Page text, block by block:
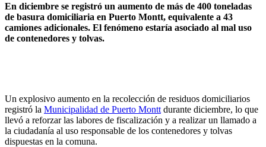
En diciembre se registró un aumento de más de 400 toneladas
de basura domiciliaria en Puerto Montt, equivalente a 43
camiones adicionales. El fenómeno estaría asociado al mal uso
de contenedores y tolvas.
Un explosivo aumento en la recolección de residuos domiciliarios
registró la Municipalidad de Puerto Montt durante diciembre, lo que
llevó a reforzar las labores de fiscalización y a realizar un llamado a
la ciudadanía al uso responsable de los contenedores y tolvas
dispuestas en la comuna.